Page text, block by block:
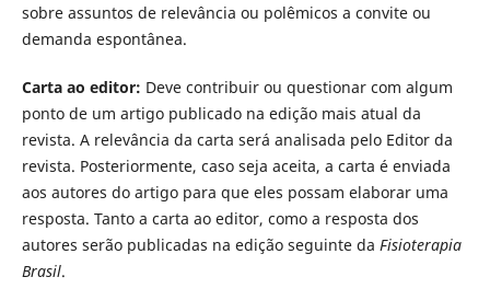
sobre assuntos de relevância ou polêmicos a convite ou
demanda espontânea.
Carta ao editor: Deve contribuir ou questionar com algum
ponto de um artigo publicado na edição mais atual da
revista. A relevância da carta será analisada pelo Editor da
revista. Posteriormente, caso seja aceita, a carta é enviada
aos autores do artigo para que eles possam elaborar uma
resposta. Tanto a carta ao editor, como a resposta dos
autores serão publicadas na edição seguinte da Fisioterapia
Brasil.